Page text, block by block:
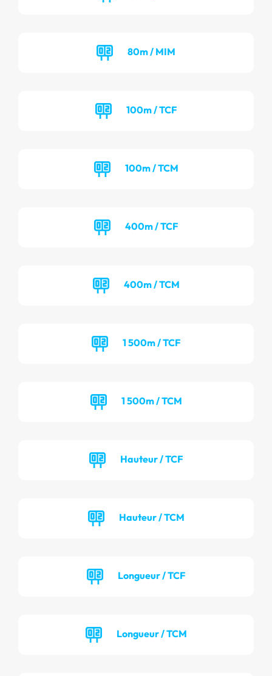
80m / MIM
100m / TCF
100m / TCM
400m / TCF
400m / TCM
1 500m / TCF
1 500m / TCM
Hauteur / TCF
Hauteur / TCM
Longueur / TCF
Longueur / TCM